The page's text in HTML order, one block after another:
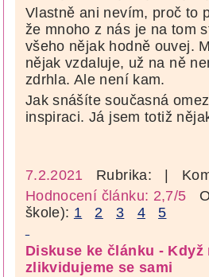
Vlastně ani nevím, proč to
že mnoho z nás je na tom
všeho nějak hodně ouvej.
nějak vzdaluje, už na ně
zdrhla. Ale není kam.
Jak snášíte současná
inspiraci. Já jsem totiž
7.2.2021 Rubrika:
|
Hodnocení článku: 2,7/5
škole): 1 2 3 4 5
Diskuse ke článku -
zlikvidujeme se sami